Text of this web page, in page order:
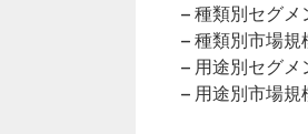
– 種類別セグ
– 種類別市場規
– 用途別セグメ
– 用途別市場規